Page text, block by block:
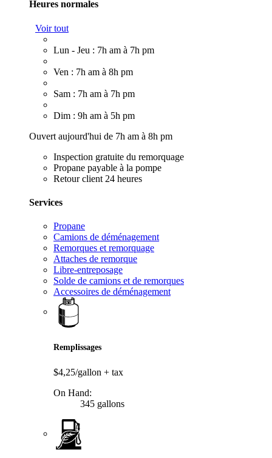
Heures normales
Voir tout
Lun - Jeu : 7h am à 7h pm
Ven : 7h am à 8h pm
Sam : 7h am à 7h pm
Dim : 9h am à 5h pm
Ouvert aujourd'hui de 7h am à 8h pm
Inspection gratuite du remorquage
Propane payable à la pompe
Retour client 24 heures
Services
Propane
Camions de déménagement
Remorques et remorquage
Attaches de remorque
Libre-entreposage
Solde de camions et de remorques
Accessoires de déménagement
Remplissages
$4,25/gallon + tax
On Hand:
345 gallons